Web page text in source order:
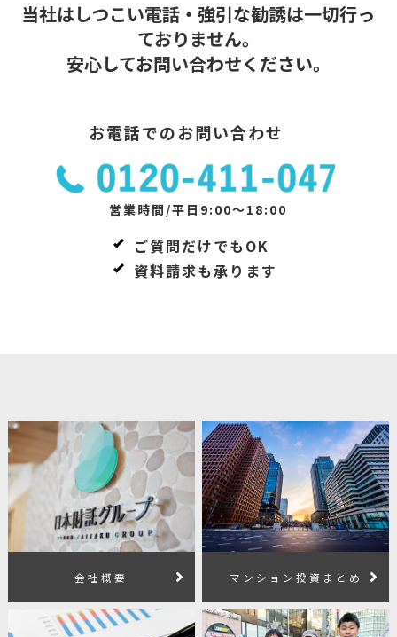
当社はしつこい電話・強引な勧誘は一切行っ
ておりません。
安心してお問い合わせください。
お電話でのお問い合わせ
営業時間/平日9:00～18:00
ご質問だけでもOK
資料請求も承ります
会社概要 マンション投資まとめ